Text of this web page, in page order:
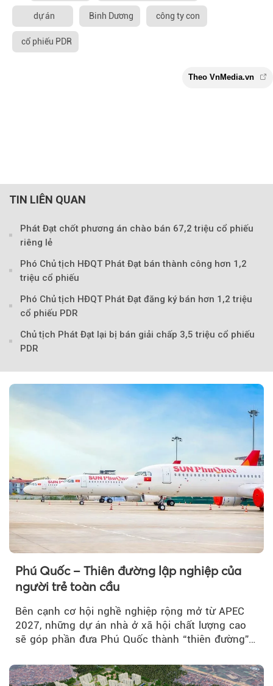
dự án Binh Dương công ty con
cổ phiếu PDR
Theo
TIN LIÊN QUAN
Phát Đạt chốt phương án chào bán 67,2 triệu cổ phiếu
riêng lẻ
Phó Chủ tịch HĐQT Phát Đạt bán thành công hơn 1,2
triệu cổ phiếu
Phó Chủ tịch HĐQT Phát Đạt đăng ký bán hơn 1,2 triệu
cổ phiếu PDR
Chủ tịch Phát Đạt lại bị bán giải chấp 3,5 triệu cổ phiếu
PDR
Phú Quốc – Thiên đường lập nghiệp của
người trẻ toàn cầu
Bên cạnh cơ hội nghề nghiệp rộng mở từ APEC
2027, những dự án nhà ở xã hội chất lượng cao
sẽ góp phần đưa Phú Quốc thành “thiên đường”